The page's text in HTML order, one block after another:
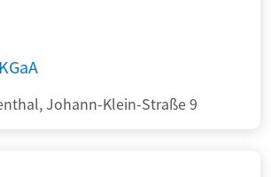
Johann-Klein-Straße 9